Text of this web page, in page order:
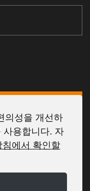
의성을 개선하
사용합니다. 자
에서 확인할